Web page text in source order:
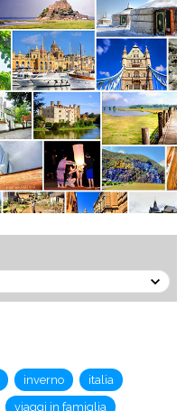
inverno
italia
viaggi in famiglia